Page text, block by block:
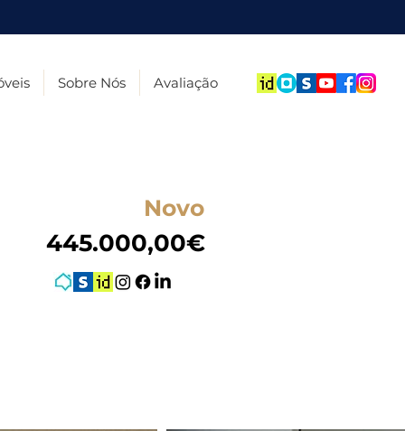
Sobre Nós Avaliação
Novo
445.000,00€